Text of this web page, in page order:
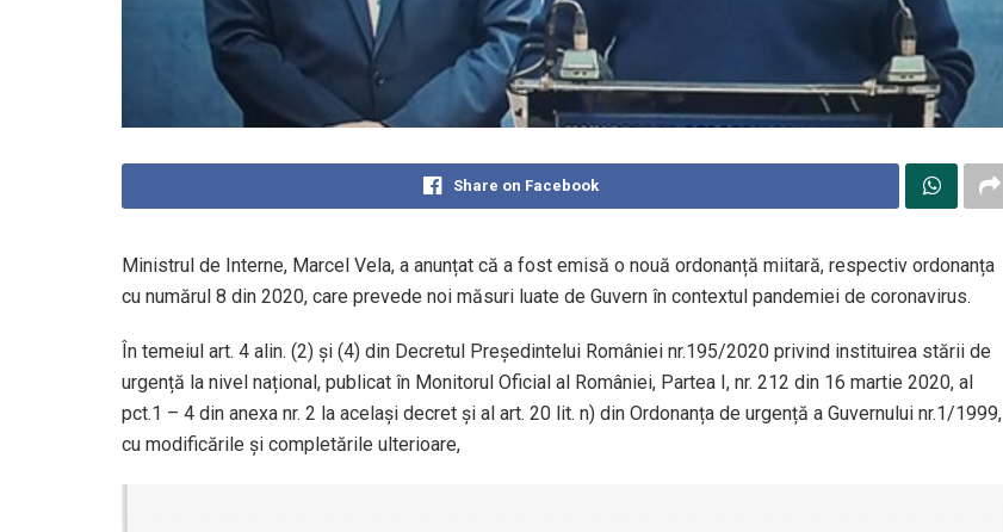
Share on Facebook
Ministrul de Interne, Marcel Vela, a anunțat că a fost emisă o nouă ordonanță miitară, respectiv ordonanța
cu numărul 8 din 2020, care prevede noi măsuri luate de Guvern în contextul pandemiei de coronavirus.
În temeiul art. 4 alin. (2) și (4) din Decretul Președintelui României nr.195/2020 privind instituirea stării de
urgență la nivel național, publicat în Monitorul Oficial al României, Partea I, nr. 212 din 16 martie 2020, al
pct.1 – 4 din anexa nr. 2 la același decret și al art. 20 lit. n) din Ordonanța de urgență a Guvernului nr.1/1999,
cu modificările și completările ulterioare,